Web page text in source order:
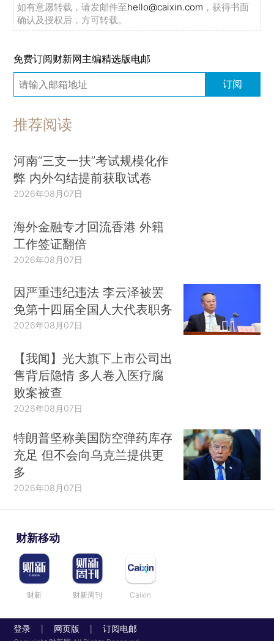
如有意愿转载，请发邮件至hello@caixin.com ，获得书面
确认及授权后，方可转载。
免费订阅财新网主编精选版电邮
订阅
推荐阅读
河南“三支一扶”考试规模化作
弊 内外勾结提前获取试卷
2026年08月07日
海外金融专才回流香港 外籍
工作签证翻倍
2026年08月07日
因严重违纪违法 李云泽被罢
免第十四届全国人大代表职务
2026年08月07日
【我闻】光大旗下上市公司出
售背后隐情 多人卷入医疗腐
败案被查
2026年08月07日
特朗普坚称美国防空弹药库存
充足 但不会向乌克兰提供更
多
2026年08月07日
财新移动
财新 财新周刊 Caixin
登录 网页版 订阅电邮